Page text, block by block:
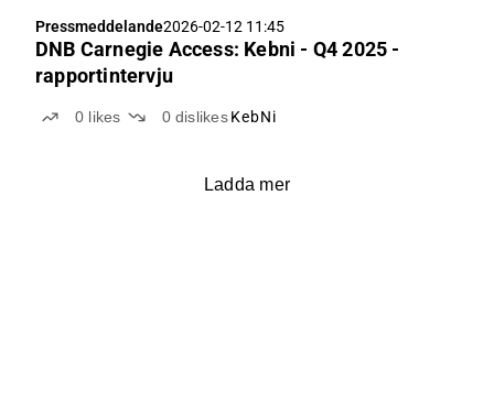
Pressmeddelande2026-02-12 11:45
DNB Carnegie Access: Kebni - Q4 2025 -
rapportintervju
0 likes 0 dislikes KebNi
Ladda mer